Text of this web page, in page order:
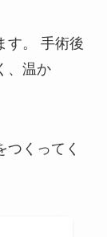
す。 手術後
、温か
つくってく